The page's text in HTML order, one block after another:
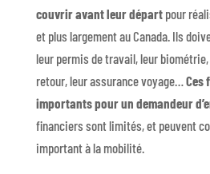
couvrir avant leur départpour
et plus largement au Canada. Ils
leur permis de travail, leur biométrie,
retour, leur assurance voyage… Ces
importants pour un demandeur
financiers sont limités, et peuvent
important à la mobilité.